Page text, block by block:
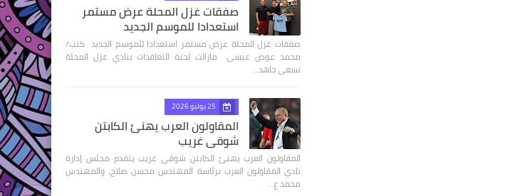
صفقات غزل المحلة عرض مستمر
استعدادا للموسم الجديد
صفقات غزل المحلة عرض مستمر استعدادا للموسم الجديد كتب/
محمد عوض عيسى مازالت لجنة التعاقدات بنادي غزل المحلة
تسعى جاهد…
25 يوليو 2026
المقاولون العرب يهنئ الكابتن
شوقي غريب
المقاولون العرب يهنئ الكابتن شوقي غريب يتقدم مجلس إدارة
نادي المقاولون العرب برئاسة المهندس محسن صلاح، والمهندس
محمد ع…